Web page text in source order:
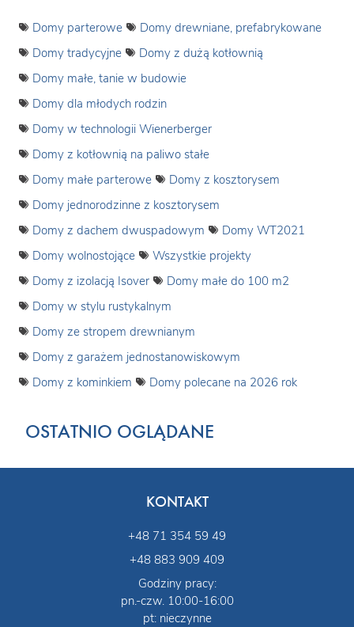
Domy parterowe
Domy drewniane, prefabrykowane
Domy tradycyjne
Domy z dużą kotłownią
Domy małe, tanie w budowie
Domy dla młodych rodzin
Domy w technologii Wienerberger
Domy z kotłownią na paliwo stałe
Domy małe parterowe
Domy z kosztorysem
Domy jednorodzinne z kosztorysem
Domy z dachem dwuspadowym
Domy WT2021
Domy wolnostojące
Wszystkie projekty
Domy z izolacją Isover
Domy małe do 100 m2
Domy w stylu rustykalnym
Domy ze stropem drewnianym
Domy z garażem jednostanowiskowym
Domy z kominkiem
Domy polecane na 2026 rok
OSTATNIO OGLĄDANE
KONTAKT
+48 71 354 59 49
+48 883 909 409
Godziny pracy:
pn.-czw. 10:00-16:00
pt: nieczynne